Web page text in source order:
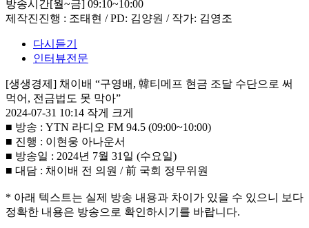
방송시간[월~금] 09:10~10:00
제작진진행 : 조태현 / PD: 김양원 / 작가: 김영조
다시듣기
인터뷰전문
[생생경제] 채이배 “구영배, 韓티메프 현금 조달 수단으로 써
먹어, 전금법도 못 막아”
2024-07-31 10:14 작게
크게
■ 방송 : YTN 라디오 FM 94.5 (09:00~10:00)
■ 진행 : 이현웅 아나운서
■ 방송일 : 2024년 7월 31일 (수요일)
■ 대담 : 채이배 전 의원 / 前 국회 정무위원
* 아래 텍스트는 실제 방송 내용과 차이가 있을 수 있으니 보다
정확한 내용은 방송으로 확인하시기를 바랍니다.